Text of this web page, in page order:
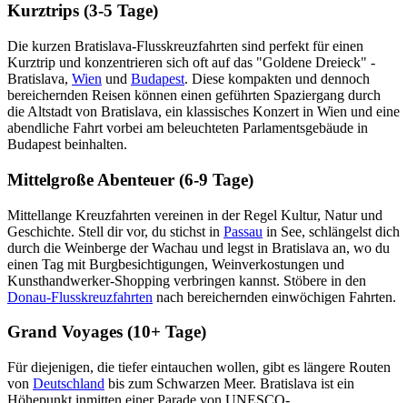
Kurztrips (3-5 Tage)
Die kurzen Bratislava-Flusskreuzfahrten sind perfekt für einen
Kurztrip und konzentrieren sich oft auf das "Goldene Dreieck" -
Bratislava, Wien und Budapest. Diese kompakten und dennoch
bereichernden Reisen können einen geführten Spaziergang durch
die Altstadt von Bratislava, ein klassisches Konzert in Wien und eine
abendliche Fahrt vorbei am beleuchteten Parlamentsgebäude in
Budapest beinhalten.
Mittelgroße Abenteuer (6-9 Tage)
Mittellange Kreuzfahrten vereinen in der Regel Kultur, Natur und
Geschichte. Stell dir vor, du stichst in Passau in See, schlängelst dich
durch die Weinberge der Wachau und legst in Bratislava an, wo du
einen Tag mit Burgbesichtigungen, Weinverkostungen und
Kunsthandwerker-Shopping verbringen kannst. Stöbere in den
Donau-Flusskreuzfahrten nach bereichernden einwöchigen Fahrten.
Grand Voyages (10+ Tage)
Für diejenigen, die tiefer eintauchen wollen, gibt es längere Routen
von Deutschland bis zum Schwarzen Meer. Bratislava ist ein
Höhepunkt inmitten einer Parade von UNESCO-